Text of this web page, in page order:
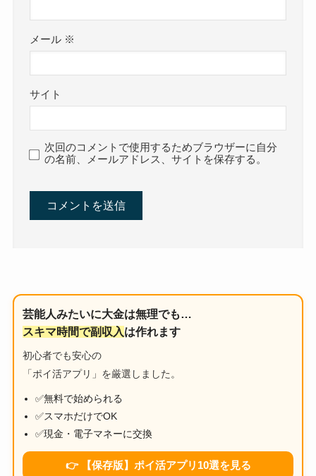
メール ※
サイト
次回のコメントで使用するためブラウザーに自分
の名前、メールアドレス、サイトを保存する。
芸能人みたいに大金は無理でも…
スキマ時間で副収入は作れます
初心者でも安心の
「ポイ活アプリ」を厳選しました。
✅無料で始められる
✅スマホだけでOK
✅現金・電子マネーに交換
👉 【保存版】ポイ活アプリ10選を見る